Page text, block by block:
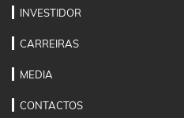
INVESTIDOR
CARREIRAS
MEDIA
CONTACTOS